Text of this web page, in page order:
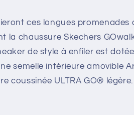
ces longues promenades
la chaussure Skechers
de style à enfiler est
semelle intérieure amovible
coussinée ULTRA GO® légère.